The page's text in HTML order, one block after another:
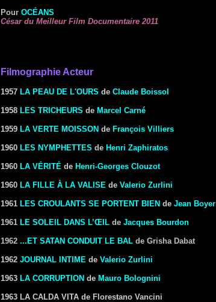
Pour OCÉANS
César du Meilleur Film Documentaire 2011
Filmographie Acteur
1957 LA PEAU DE L'OURS de Claude Boissol
1958 LES TRICHEURS de Marcel Carné
1959 LA VERTE MOISSON de François Villiers
1960 LES NYMPHETTES de Henri Zaphiratos
1960 LA VÉRITÉ de Henri-Georges Clouzot
1960 LA FILLE À LA VALISE de Valerio Zurlini
1961 LES CROULANTS SE PORTENT BIEN de Jean Boyer
1961 LE SOLEIL DANS L’ŒIL de Jacques Bourdon
1962 ...ET SATAN CONDUIT LE BAL de Grisha Dabat
1962 JOURNAL INTIME de Valerio Zurlini
1963 LA CORRUPTION de Mauro Bolognini
1963 LA CALDA VITA de Florestano Vancini